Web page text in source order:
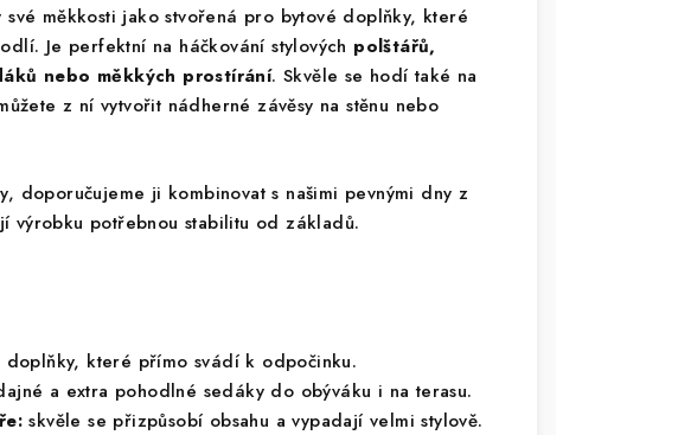
měkkosti jako stvořená pro bytové doplňky, které
Je perfektní na háčkování stylových polštářů,
nebo měkkých prostírání. Skvěle se hodí také na
z ní vytvořit nádherné závěsy na stěnu nebo
doporučujeme ji kombinovat s našimi pevnými dny z
výrobku potřebnou stabilitu od základů.
doplňky, které přímo svádí k odpočinku.
a extra pohodlné sedáky do obýváku i na terasu.
skvěle se přizpůsobí obsahu a vypadají velmi stylově.